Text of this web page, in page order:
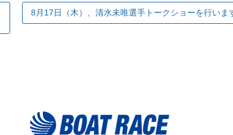
8月17日（木）、清水未唯選手トークショーを行いま